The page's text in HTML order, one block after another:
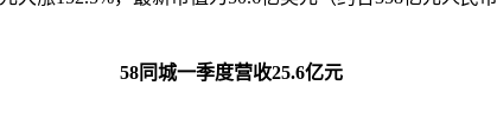
58同城一季度营收25.6亿元